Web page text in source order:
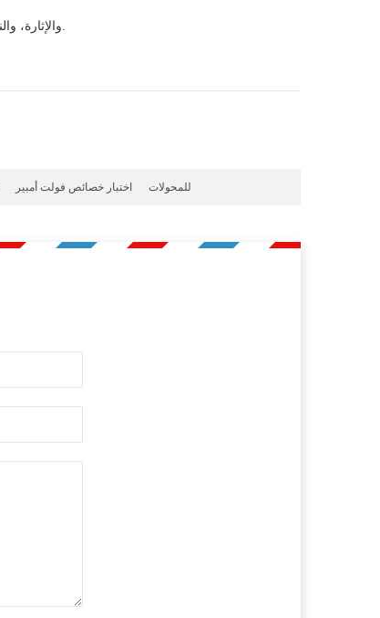
7. الاختبار بسيط ومريح، بنقرة واحدة يمكن إكمال اختبارات المقاومة الثانوية CT، والإثارة، والنسبة والقطبية.
محلل CT PT للمحولات اختبار خصائص فولت أمبير